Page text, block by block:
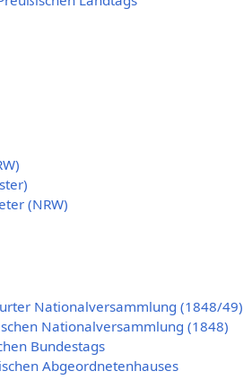
(NRW)
Nationalversammlung (1848/49)
Nationalversammlung (1848)
Bundestags
Abgeordnetenhauses